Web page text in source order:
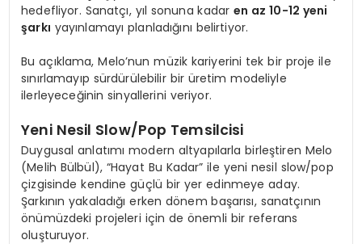
hedefliyor. Sanatçı, yıl sonuna kadaren az 10-12 yeni
şarkı yayınlamayı planladığını belirtiyor.
Bu açıklama, Melo’nun müzik kariyerini tek bir proje ile
sınırlamayıp sürdürülebilir bir üretim modeliyle
ilerleyeceğinin sinyallerini veriyor.
Yeni Nesil Slow/Pop Temsilcisi
Duygusal anlatımı modern altyapılarla birleştiren Melo
(Melih Bülbül), “Hayat Bu Kadar” ile yeni nesil slow/pop
çizgisinde kendine güçlü bir yer edinmeye aday.
Şarkının yakaladığı erken dönem başarısı, sanatçının
önümüzdeki projeleri için de önemli bir referans
oluşturuyor.